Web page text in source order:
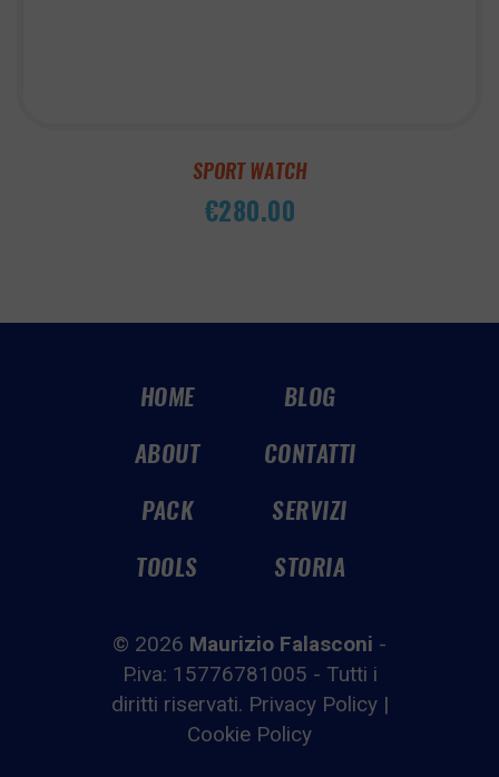
SPORT WATCH
€280.00
HOME
BLOG
ABOUT
CONTATTI
PACK
SERVIZI
TOOLS
STORIA
© 2026 Maurizio Falasconi -
P.iva: 15776781005 - Tutti i
diritti riservati. Privacy Policy|
Cookie Policy